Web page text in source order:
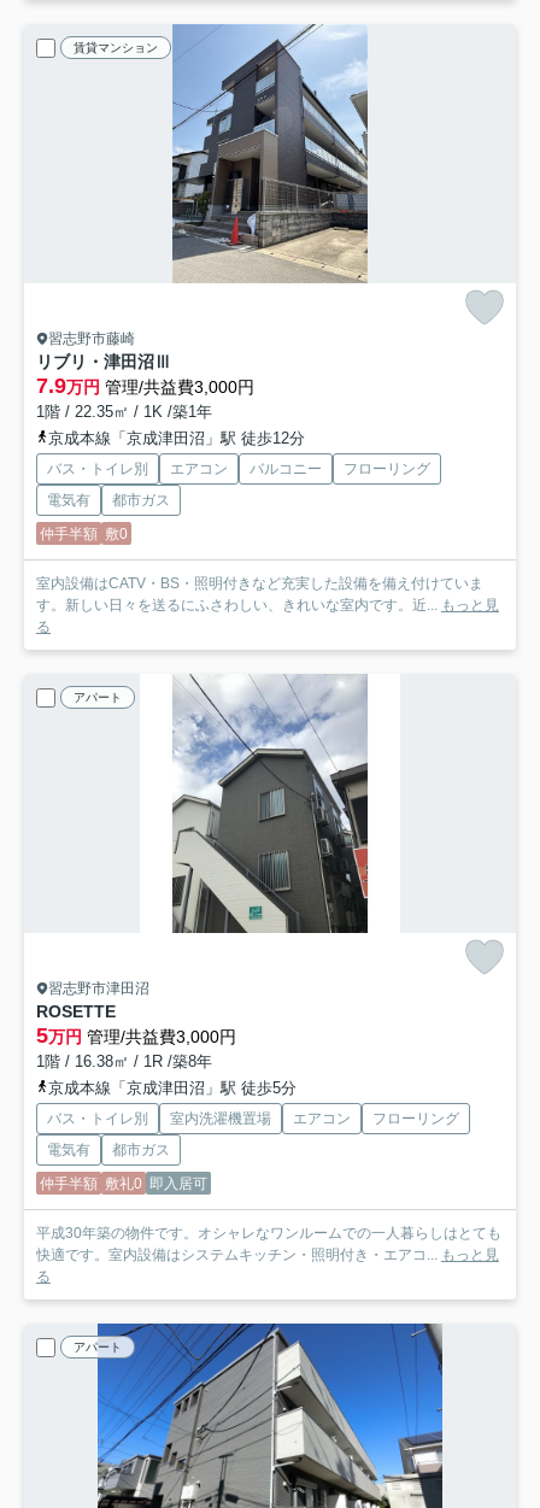
賃貸マンション
習志野市藤崎
リブリ・津田沼Ⅲ
7.9万円 管理/共益費3,000円
1階 / 22.35㎡ / 1K /築1年
京成本線「京成津田沼」駅 徒歩12分
バス・トイレ別 エアコン バルコニー
フローリング
電気有
都市ガス
仲手半額 敷0
室内設備はCATV・BS・照明付きなど充実した設備を備え付けていま
す。新しい日々を送るにふさわしい、きれいな室内です。近...
もっと見
る
アパート
習志野市津田沼
ROSETTE
5万円 管理/共益費3,000円
1階 / 16.38㎡ / 1R /築8年
京成本線「京成津田沼」駅 徒歩5分
バス・トイレ別 室内洗濯機置場 エアコン
フローリング
電気有
都市ガス
仲手半額 敷礼0 即入居可
平成30年築の物件です。オシャレなワンルームでの一人暮らしはとても
快適です。室内設備はシステムキッチン・照明付き・エアコ...
もっと見
る
アパート